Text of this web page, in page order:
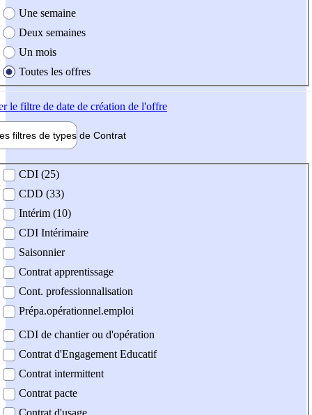
Une semaine
Deux semaines
Un mois
Toutes les offres
le filtre de date de création de l'offre
filtres de types de Contrat
contrat
CDI (25)
CDD (33)
Intérim (10)
CDI Intérimaire
Saisonnier
Contrat apprentissage
Cont. professionnalisation
Prépa.opérationnel.emploi
CDI de chantier ou d'opération
Contrat d'Engagement Educatif
Contrat intermittent
Contrat pacte